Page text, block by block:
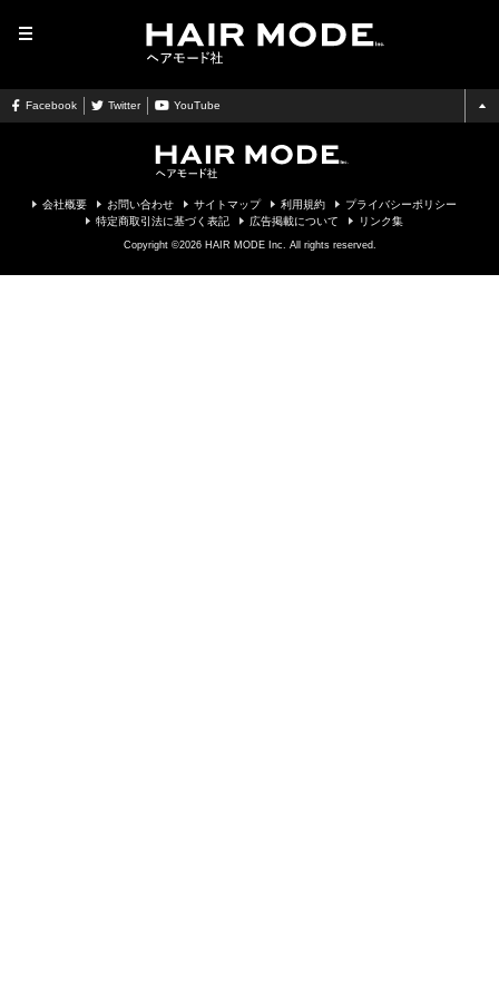
Facebook Twitter YouTube
会社概要 お問い合わせ サイトマップ 利用規約
プライバシーポリシー
特定商取引法に基づく表記
広告掲載について リンク集
Copyright ©2026 HAIR MODE Inc. All rights reserved.